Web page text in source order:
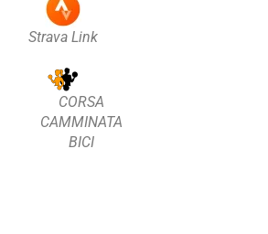
Strava Link
CORSA
CAMMINATA
BICI